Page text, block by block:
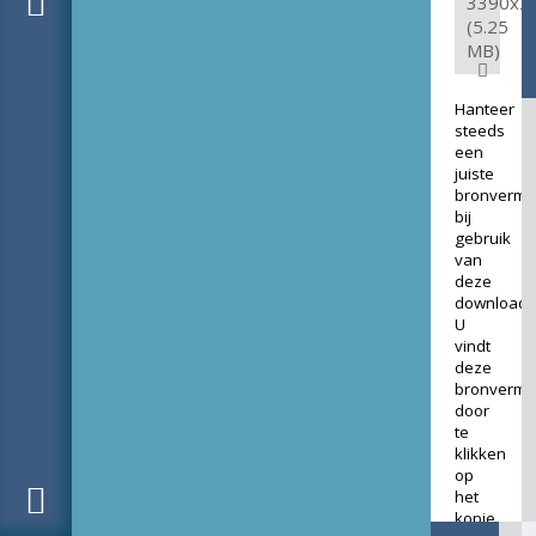
(5.25
MB)
Hanteer
steeds
een
juiste
bij
gebruik
van
deze
download.
U
vindt
deze
door
te
klikken
op
het
kopje